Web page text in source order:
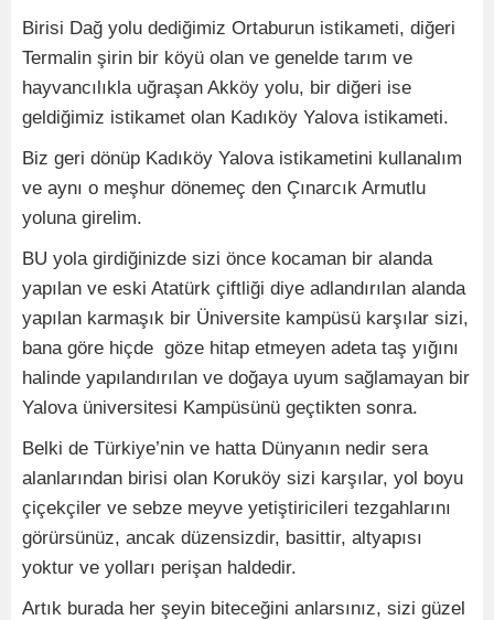
Birisi Dağ yolu dediğimiz Ortaburun istikameti, diğeri
Termalin şirin bir köyü olan ve genelde tarım ve
hayvancılıkla uğraşan Akköy yolu, bir diğeri ise
geldiğimiz istikamet olan Kadıköy Yalova istikameti.
Biz geri dönüp Kadıköy Yalova istikametini kullanalım
ve aynı o meşhur dönemeç den Çınarcık Armutlu
yoluna girelim.
BU yola girdiğinizde sizi önce kocaman bir alanda
yapılan ve eski Atatürk çiftliği diye adlandırılan alanda
yapılan karmaşık bir Üniversite kampüsü karşılar sizi,
bana göre hiçde göze hitap etmeyen adeta taş yığını
halinde yapılandırılan ve doğaya uyum sağlamayan bir
Yalova üniversitesi Kampüsünü geçtikten sonra.
Belki de Türkiye’nin ve hatta Dünyanın nedir sera
alanlarından birisi olan Koruköy sizi karşılar, yol boyu
çiçekçiler ve sebze meyve yetiştiricileri tezgahlarını
görürsünüz, ancak düzensizdir, basittir, altyapısı
yoktur ve yolları perişan haldedir.
Artık burada her şeyin biteceğini anlarsınız, sizi güzel